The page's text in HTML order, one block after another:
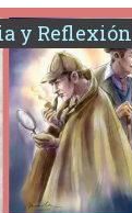
y Reflexión